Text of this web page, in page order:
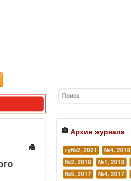
Архив журнала
гу№2, 2021 №4, 2018
№2, 2018
№1, 2018
№5, 2017
№4, 2017